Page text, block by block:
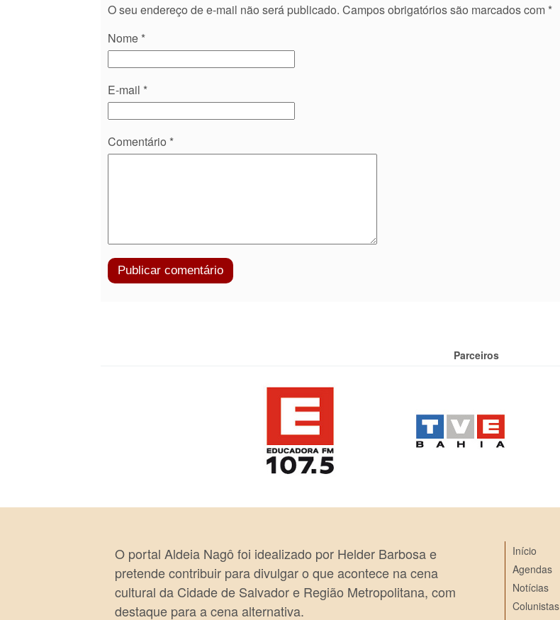
O seu endereço de e-mail não será publicado. Campos obrigatórios são marcados com *
Nome *
E-mail *
Comentário *
Parceiros
O portal Aldeia Nagô foi idealizado por Helder Barbosa e
pretende contribuir para divulgar o que acontece na cena
cultural da Cidade de Salvador e Região Metropolitana, com
destaque para a cena alternativa.
Início
Agendas
Notícias
Colunistas